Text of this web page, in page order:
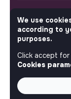
FOLLOW
© 2026 jobs
We use
according to
purposes.
Click accept for
Cookies